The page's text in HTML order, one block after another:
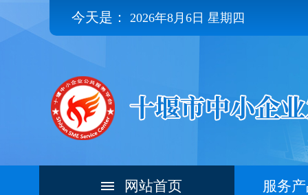
今天是： 2026年8月6日 星期四
网站首页 服务